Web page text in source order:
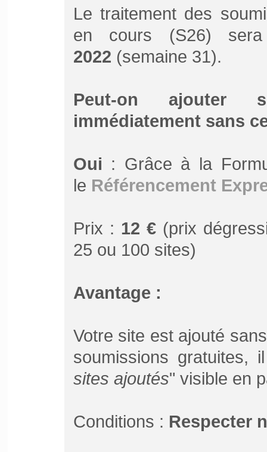
Le traitement des
en cours (S26)
2022 (semaine 31).
Peut-on ajouter
immédiatement sans
Oui : Grâce à la
le Référencement
Prix : 12 €(prix
25 ou 100 sites)
Avantage :
Votre site est ajouté
soumissions
sites ajoutés" visible en
Conditions : Respecter